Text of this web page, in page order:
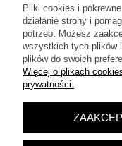
POKAŻ
Pliki cookies i
działanie strony i
potrzeb. Możesz
wszystkich tych plików
plików do swoich
Więcej o plikach
prywatności.